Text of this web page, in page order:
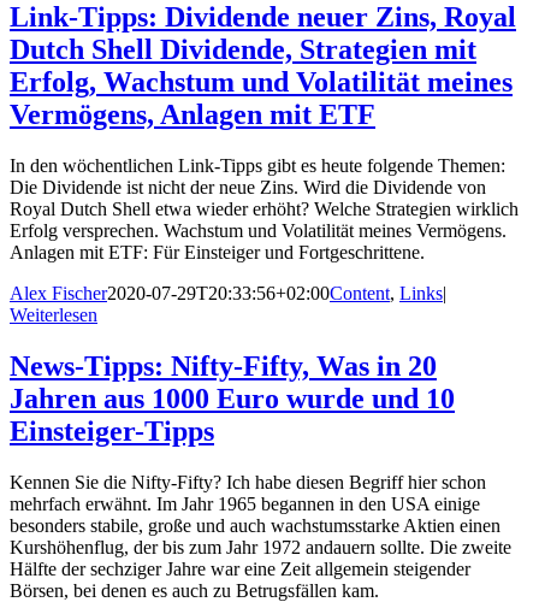
Link-Tipps: Dividende neuer Zins, Royal
Dutch Shell Dividende, Strategien mit
Erfolg, Wachstum und Volatilität meines
Vermögens, Anlagen mit ETF
In den wöchentlichen Link-Tipps gibt es heute folgende Themen:
Die Dividende ist nicht der neue Zins. Wird die Dividende von
Royal Dutch Shell etwa wieder erhöht? Welche Strategien wirklich
Erfolg versprechen. Wachstum und Volatilität meines Vermögens.
Anlagen mit ETF: Für Einsteiger und Fortgeschrittene.
Alex Fischer2020-07-29T20:33:56+02:00Content, Links|
Weiterlesen
News-Tipps: Nifty-Fifty, Was in 20
Jahren aus 1000 Euro wurde und 10
Einsteiger-Tipps
Kennen Sie die Nifty-Fifty? Ich habe diesen Begriff hier schon
mehrfach erwähnt. Im Jahr 1965 begannen in den USA einige
besonders stabile, große und auch wachstumsstarke Aktien einen
Kurshöhenflug, der bis zum Jahr 1972 andauern sollte. Die zweite
Hälfte der sechziger Jahre war eine Zeit allgemein steigender
Börsen, bei denen es auch zu Betrugsfällen kam.